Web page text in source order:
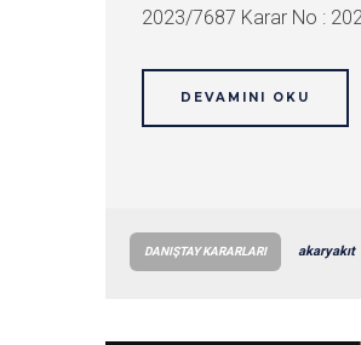
2023/7687 Karar No :
DEVAMINI OKU
DANIŞTAY KARARLARI akaryakıt